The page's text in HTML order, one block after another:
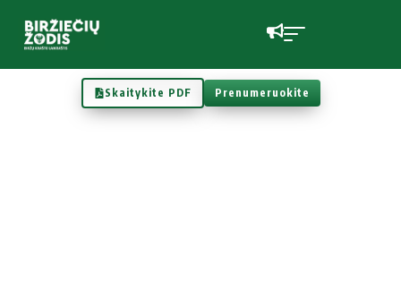
Skaitykite PDF Prenumeruokite